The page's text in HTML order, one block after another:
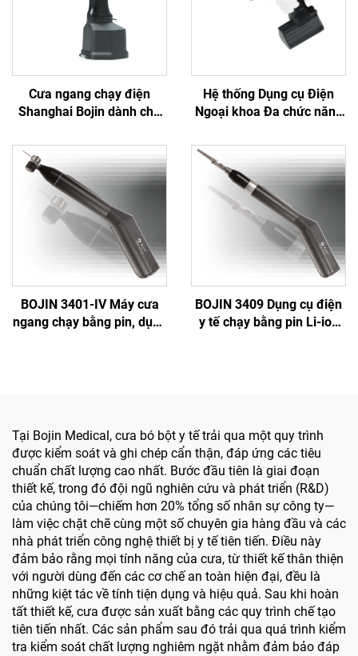
Cưa ngang chạy điện
Shanghai Bojin dành cho
thương khớp Hệ thống
5501 Hệ thống 5000
Hệ thống Dụng cụ Điện
Ngoại khoa Đa chức năng
phẫu thuật tích hợp Tất cả
trong một, Máy vặn vít
dùng trong Phẫu thuật
Chấn thương & Khớp
BOJIN 3401-IV Máy cưa
ngang chạy bằng pin, dụng
BOJIN 3409 Dụng cụ điện
y tế chạy bằng pin Li-ion
Tại Bojin Medical, cưa bó bột y tế trải qua một quy trình
được kiểm soát và ghi chép cẩn thận, đáp ứng các tiêu
chuẩn chất lượng cao nhất. Bước đầu tiên là giai đoạn
thiết kế, trong đó đội ngũ nghiên cứu và phát triển (R&D)
của chúng tôi—chiếm hơn 20% tổng số nhân sự công ty—
làm việc chặt chẽ cùng một số chuyên gia hàng đầu và các
nhà phát triển công nghệ thiết bị y tế tiên tiến. Điều này
đảm bảo rằng mọi tính năng của cưa, từ thiết kế thân thiện
với người dùng đến các cơ chế an toàn hiện đại, đều là
những kiệt tác về tính tiện dụng và hiệu quả. Sau khi hoàn
tất thiết kế, cưa được sản xuất bằng các quy trình chế tạo
tiên tiến nhất. Các sản phẩm sau đó trải qua quá trình kiểm
tra kiểm soát chất lượng nghiêm ngặt nhằm đảm bảo đáp